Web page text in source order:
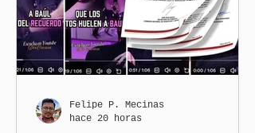
de avance y forma parte del
programa estatal para
recuperar vialidades
prioritarias, fortalecer la
condiciones de seguridad de
las familias poblanas, en e
Felipe P. Mecinas
hace 20 horas